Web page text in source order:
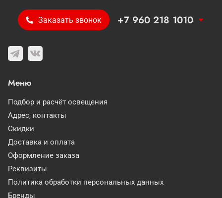
Заказать звонок +7 960 218 1010
Меню
Подбор и расчёт освещения
Адрес, контакты
Скидки
Доставка и оплата
Оформление заказа
Реквизиты
Политика обработки персональных данных
Бренды